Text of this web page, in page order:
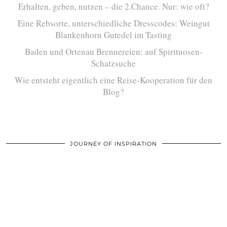
Erhalten, geben, nutzen – die 2.Chance. Nur: wie oft?
Eine Rebsorte, unterschiedliche Dresscodes: Weingut
Blankenhorn Gutedel im Tasting
Baden und Ortenau Brennereien: auf Spirituosen-
Schatzsuche
Wie entsteht eigentlich eine Reise-Kooperation für den
Blog?
JOURNEY OF INSPIRATION